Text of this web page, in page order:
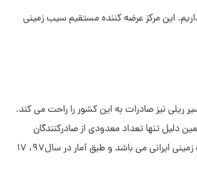
داریم. این مرکز عرضه کننده مستقیم سیب زمینی
نیز صادرات به این کشور را راحت می کند.
دلیل تنها تعداد معدودی از صادرکنندگان
کشورمان با این کشور کار می کنند. با این حال ترکمنستان خریدار خوب سیب زمینی ایرانی می باشد و طبق آمار در سال97، 17